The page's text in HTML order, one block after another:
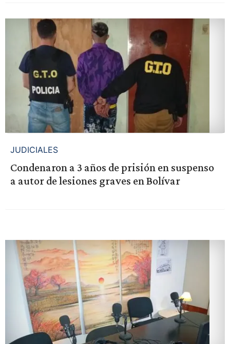
JUDICIALES
Condenaron a 3 años de prisión en suspenso
a autor de lesiones graves en Bolívar